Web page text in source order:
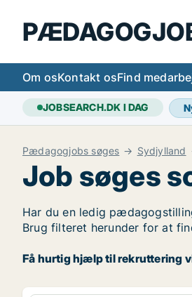
Om osKontakt osFind
JOBSEARCH.DK I DAG
Pædagogjobs søges Sydjylland
Job søges
Har du en ledig
Brug filteret herunder for at
Få hurtig hjælp til rekruttering